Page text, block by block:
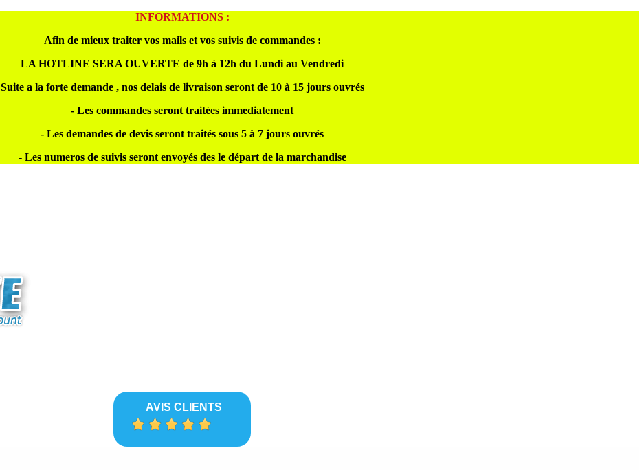
INFORMATIONS :
Afin de mieux traiter vos mails et vos suivis de commandes :
LA HOTLINE SERA OUVERTE de 9h à 12h du Lundi au Vendredi
Suite a la forte demande , nos delais de livraison seront de 10 à 15 jours ouvrés
- Les commandes seront traitées immediatement
- Les demandes de devis seront traités sous 5 à 7 jours ouvrés
- Les numeros de suivis seront envoyés des le départ de la marchandise
AVIS CLIENTS